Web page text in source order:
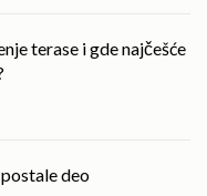
terase i gde najčešće
deo